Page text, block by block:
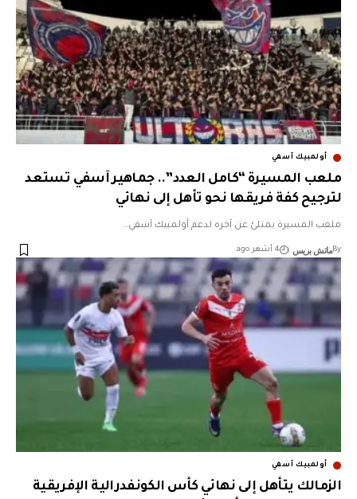
أولمبيك آسفي
ملعب المسيرة “كامل العدد”.. جماهير آسفي تستعد
لترجيح كفة فريقها نحو تأهل إلى نهائي
ملعب المسيرة يمتلئ عن آخره لدعم أولمبيك آسفي…
Byماتش بريس 4 أشهر ago
أولمبيك آسفي
الزمالك يتأهل إلى نهائي كأس الكونفدرالية الإفريقية